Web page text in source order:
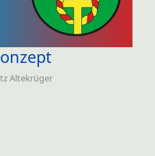
Altekrüger